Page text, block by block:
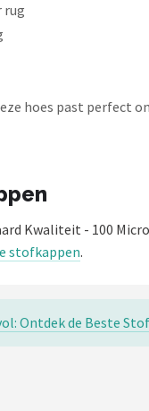
rug
hoes past perfect
Kwaliteit - 100
stofkappen.
Ontdek de Beste